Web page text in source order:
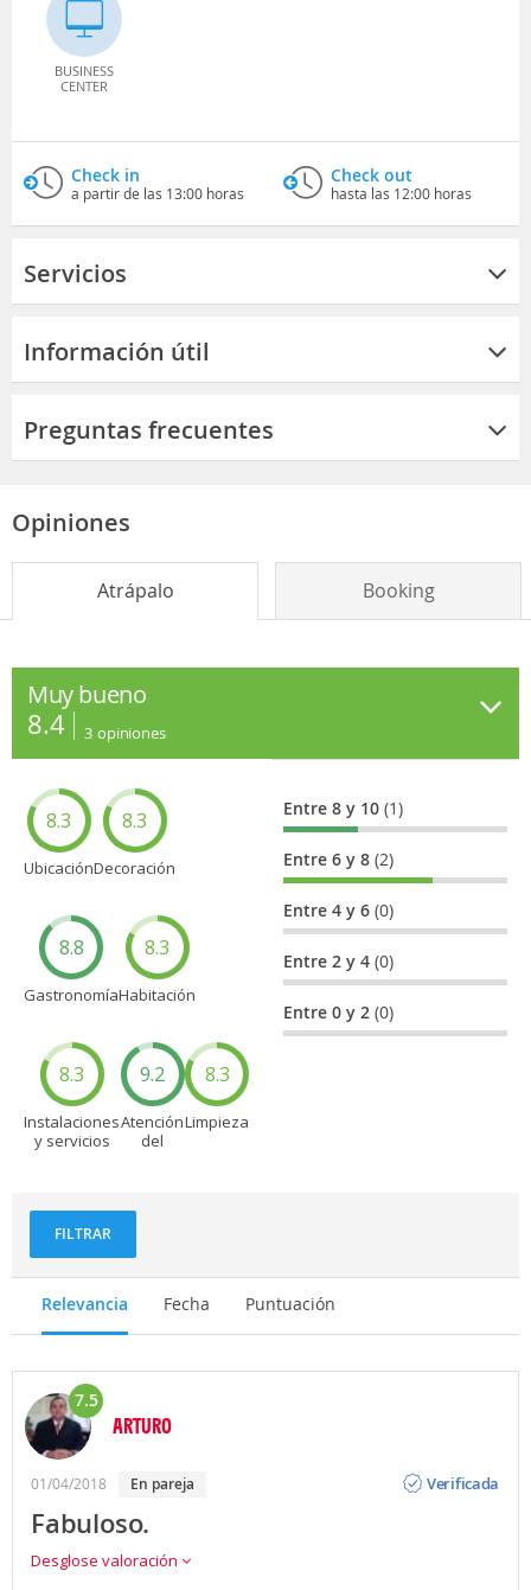
BUSINESS
CENTER
Check in
a partir de las 13:00 horas
Check out
hasta las 12:00 horas
Servicios
Información útil
Preguntas frecuentes
Opiniones
Atrápalo Booking
Muy bueno
8.4 3 opiniones
8.3
Ubicación
8.3
Decoración
8.8
Gastronomía
8.3
Habitación
8.3
Instalaciones
y servicios
9.2
Atención
del
8.3
Limpieza
Entre 8 y 10(1)
Entre 6 y 8(2)
Entre 4 y 6(0)
Entre 2 y 4(0)
Entre 0 y 2(0)
FILTRAR
Relevancia Fecha Puntuación
7.5
ARTURO
01/04/2018 en pareja
Verificada
Fabuloso.
Desglose valoración